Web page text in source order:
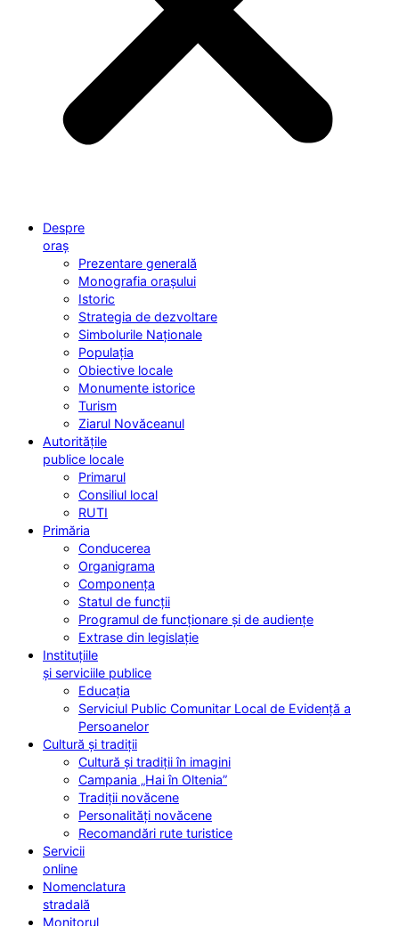
Despre
oraș
Prezentare generală
Monografia orașului
Istoric
Strategia de dezvoltare
Simbolurile Naționale
Populația
Obiective locale
Monumente istorice
Turism
Ziarul Novăceanul
Autoritățile
publice locale
Primarul
Consiliul local
RUTI
Primăria
Conducerea
Organigrama
Componența
Statul de funcții
Programul de funcționare și de audiențe
Extrase din legislație
Instituțiile
și serviciile publice
Educația
Serviciul Public Comunitar Local de Evidență a
Persoanelor
Cultură și tradiții
Cultură și tradiții în imagini
Campania „Hai în Oltenia”
Tradiții novăcene
Personalități novăcene
Recomandări rute turistice
Servicii
online
Nomenclatura
stradală
Monitorul